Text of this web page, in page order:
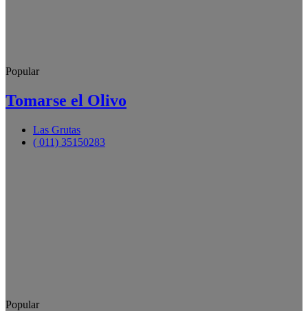
Popular
Tomarse el Olivo
Las Grutas
( 011) 35150283
Popular